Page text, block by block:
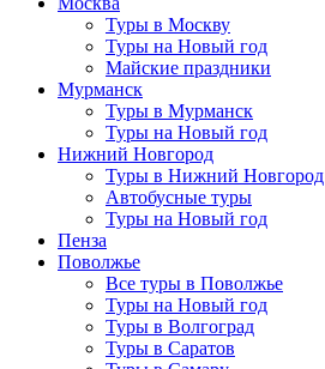
Туры в Москву
Туры на Новый год
Майские праздники
Мурманск
Туры в Мурманск
Туры на Новый год
Нижний Новгород
Туры в Нижний Новгород
Автобусные туры
Туры на Новый год
Пенза
Поволжье
Все туры в Поволжье
Туры на Новый год
Туры в Волгоград
Туры в Саратов